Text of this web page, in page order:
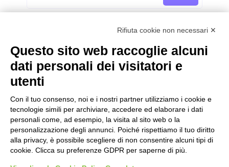
Categorie
Categorie
Rifiuta cookie non necessari ✕
Questo sito web raccoglie alcuni
dati personali dei visitatori e
utenti
Con il tuo consenso, noi e i nostri partner utilizziamo i cookie e
tecnologie simili per archiviare, accedere ed elaborare i dati
personali come, ad esempio, la visita al sito web o la
personalizzazione degli annunci. Poiché rispettiamo il tuo diritto
alla privacy, è possibile scegliere di non consentire alcuni tipi di
cookie. Clicca su preferenze GDPR per saperne di più.